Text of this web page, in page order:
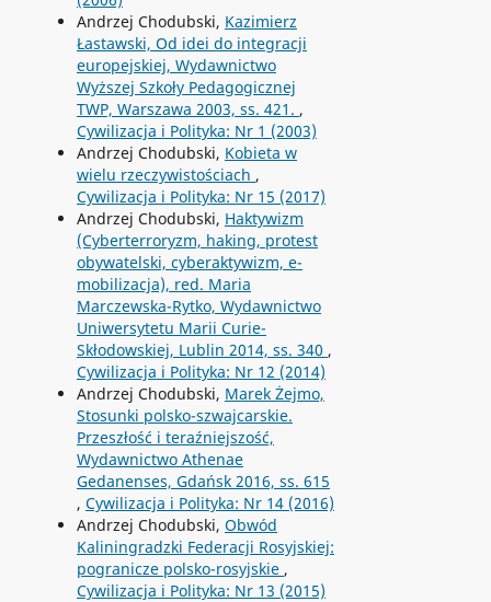
Andrzej Chodubski, Kazimierz
Łastawski, Od idei do integracji
europejskiej, Wydawnictwo
Wyższej Szkoły Pedagogicznej
TWP, Warszawa 2003, ss. 421. ,
Cywilizacja i Polityka: Nr 1 (2003)
Andrzej Chodubski, Kobieta w
wielu rzeczywistościach ,
Cywilizacja i Polityka: Nr 15 (2017)
Andrzej Chodubski, Haktywizm
(Cyberterroryzm, haking, protest
obywatelski, cyberaktywizm, e-
mobilizacja), red. Maria
Marczewska-Rytko, Wydawnictwo
Uniwersytetu Marii Curie-
Skłodowskiej, Lublin 2014, ss. 340 ,
Cywilizacja i Polityka: Nr 12 (2014)
Andrzej Chodubski, Marek Żejmo,
Stosunki polsko-szwajcarskie.
Przeszłość i teraźniejszość,
Wydawnictwo Athenae
Gedanenses, Gdańsk 2016, ss. 615
, Cywilizacja i Polityka: Nr 14 (2016)
Andrzej Chodubski, Obwód
Kaliningradzki Federacji Rosyjskiej:
pogranicze polsko-rosyjskie ,
Cywilizacja i Polityka: Nr 13 (2015)